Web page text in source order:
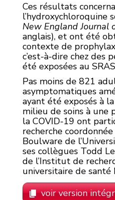
Ces résultats
l’hydroxychloroquine
New England Journal
anglais), et ont été
contexte de
c’est-à-dire chez des
été exposées au
Pas moins de 821
asymptomatiques
ayant été exposés à
milieu de soins à une
la COVID-19 ont
recherche
Boulware de
ses collègues Todd
de l’Institut de
universitaire de santé
voir version